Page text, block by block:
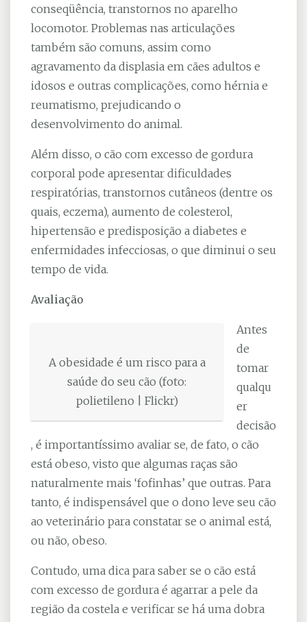
conseqüência, transtornos no aparelho
locomotor. Problemas nas articulações
também são comuns, assim como
agravamento da displasia em cães adultos e
idosos e outras complicações, como hérnia e
reumatismo, prejudicando o
desenvolvimento do animal.
Além disso, o cão com excesso de gordura
corporal pode apresentar dificuldades
respiratórias, transtornos cutâneos (dentre os
quais, eczema), aumento de colesterol,
hipertensão e predisposição a diabetes e
enfermidades infecciosas, o que diminui o seu
tempo de vida.
Avaliação
A obesidade é um risco para a
saúde do seu cão (foto:
polietileno | Flickr)
Antes
de
tomar
qualqu
er
decisão
, é importantíssimo avaliar se, de fato, o cão
está obeso, visto que algumas raças são
naturalmente mais ‘fofinhas’ que outras. Para
tanto, é indispensável que o dono leve seu cão
ao veterinário para constatar se o animal está,
ou não, obeso.
Contudo, uma dica para saber se o cão está
com excesso de gordura é agarrar a pele da
região da costela e verificar se há uma dobra